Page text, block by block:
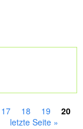
17 18 19
20
letzte Seite »